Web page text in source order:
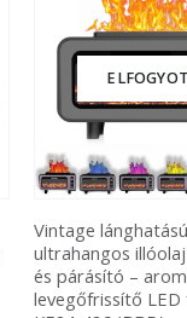
Vintage lánghatású
ultrahangos
és párásító –
levegőfrissítő LED